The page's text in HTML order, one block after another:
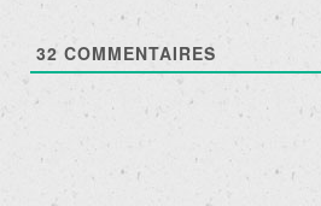
32 COMMENTAIRES